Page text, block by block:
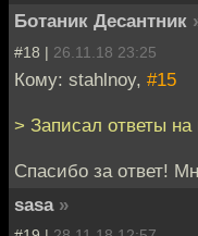
Ботаник Десантник
#18 | 26.11.18 23:25
Кому: stahlnoy, #15
> Записал ответы на
Спасибо за ответ!
sasa »